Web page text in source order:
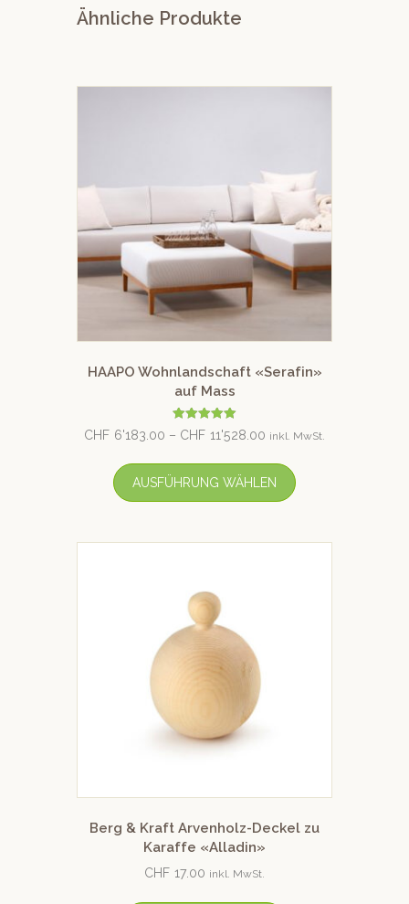
Ähnliche Produkte
HAAPO Wohnlandschaft «Serafin»
auf Mass
Bewertet mit
5.00
CHF 6'183.00 – CHF 11'528.00 inkl. MwSt.
AUSFÜHRUNG WÄHLEN
Berg & Kraft Arvenholz-Deckel zu
Karaffe «Alladin»
CHF 17.00 inkl. MwSt.